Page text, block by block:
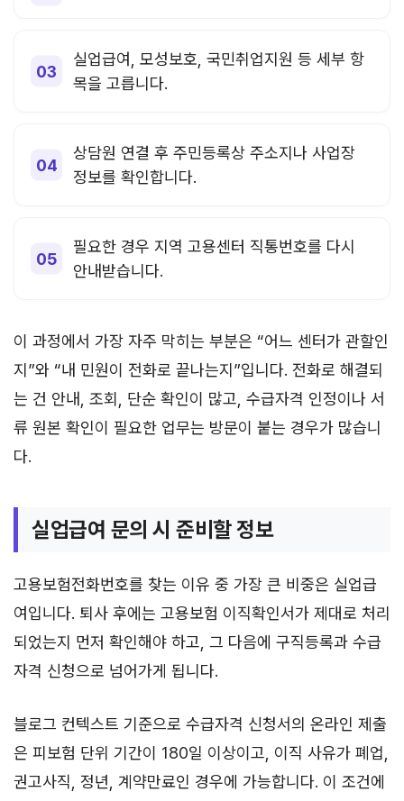
실업급여, 모성보호, 국민취업지원 등 세부 항
목을 고릅니다.
상담원 연결 후 주민등록상 주소지나 사업장
정보를 확인합니다.
필요한 경우 지역 고용센터 직통번호를 다시
안내받습니다.
이 과정에서 가장 자주 막히는 부분은 “어느 센터가 관할인
지”와 “내 민원이 전화로 끝나는지”입니다. 전화로 해결되
는 건 안내, 조회, 단순 확인이 많고, 수급자격 인정이나 서
류 원본 확인이 필요한 업무는 방문이 붙는 경우가 많습니
다.
실업급여 문의 시 준비할 정보
고용보험전화번호를 찾는 이유 중 가장 큰 비중은 실업급
여입니다. 퇴사 후에는 고용보험 이직확인서가 제대로 처리
되었는지 먼저 확인해야 하고, 그 다음에 구직등록과 수급
자격 신청으로 넘어가게 됩니다.
블로그 컨텍스트 기준으로 수급자격 신청서의 온라인 제출
은 피보험 단위 기간이 180일 이상이고, 이직 사유가 폐업,
권고사직, 정년, 계약만료인 경우에 가능합니다. 이 조건에